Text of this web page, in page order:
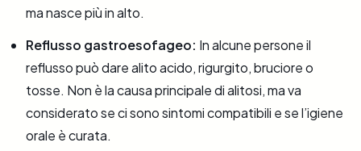
ma nasce più in alto.
Reflusso gastroesofageo: In alcune persone il
reflusso può dare alito acido, rigurgito, bruciore o
tosse. Non è la causa principale di alitosi, ma va
considerato se ci sono sintomi compatibili e se l’igiene
orale è curata.